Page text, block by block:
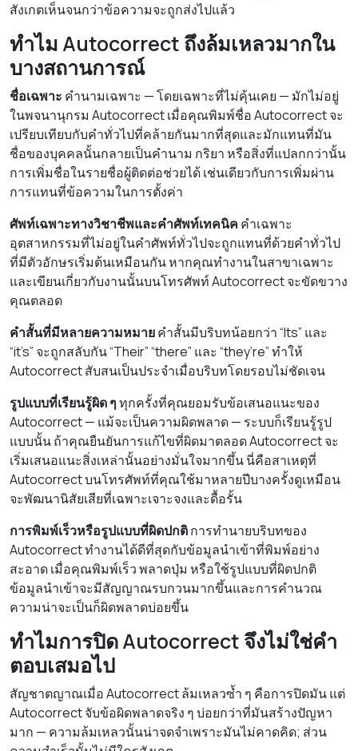
สังเกตเห็นจนกว่าข้อความจะถูกส่งไปแล้ว
ทำไม Autocorrect ถึงล้มเหลวมากใน
บางสถานการณ์
ชื่อเฉพาะ คำนามเฉพาะ — โดยเฉพาะที่ไม่คุ้นเคย — มักไม่อยู่
ในพจนานุกรม Autocorrect เมื่อคุณพิมพ์ชื่อ Autocorrect จะ
เปรียบเทียบกับคำทั่วไปที่คล้ายกันมากที่สุดและมักแทนที่มัน
ชื่อของบุคคลนั้นกลายเป็นคำนาม กริยา หรือสิ่งที่แปลกกว่านั้น
การเพิ่มชื่อในรายชื่อผู้ติดต่อช่วยได้ เช่นเดียวกับการเพิ่มผ่าน
การแทนที่ข้อความในการตั้งค่า
ศัพท์เฉพาะทางวิชาชีพและคำศัพท์เทคนิค คำเฉพาะ
อุตสาหกรรมที่ไม่อยู่ในคำศัพท์ทั่วไปจะถูกแทนที่ด้วยคำทั่วไป
ที่มีตัวอักษรเริ่มต้นเหมือนกัน หากคุณทำงานในสาขาเฉพาะ
และเขียนเกี่ยวกับงานนั้นบนโทรศัพท์ Autocorrect จะขัดขวาง
คุณตลอด
คำสั้นที่มีหลายความหมายคำสั้นมีบริบทน้อยกว่า “Its” และ
“it’s” จะถูกสลับกัน “Their” “there” และ “they’re” ทำให้
Autocorrect สับสนเป็นประจำเมื่อบริบทโดยรอบไม่ชัดเจน
รูปแบบที่เรียนรู้ผิด ๆทุกครั้งที่คุณยอมรับข้อเสนอแนะของ
Autocorrect — แม้จะเป็นความผิดพลาด — ระบบก็เรียนรู้รูป
แบบนั้น ถ้าคุณยืนยันการแก้ไขที่ผิดมาตลอด Autocorrect จะ
เริ่มเสนอแนะสิ่งเหล่านั้นอย่างมั่นใจมากขึ้น นี่คือสาเหตุที่
Autocorrect บนโทรศัพท์ที่คุณใช้มาหลายปีบางครั้งดูเหมือน
จะพัฒนานิสัยเสียที่เฉพาะเจาะจงและดื้อรั้น
การพิมพ์เร็วหรือรูปแบบที่ผิดปกติการทำนายบริบทของ
Autocorrect ทำงานได้ดีที่สุดกับข้อมูลนำเข้าที่พิมพ์อย่าง
สะอาด เมื่อคุณพิมพ์เร็ว พลาดปุ่ม หรือใช้รูปแบบที่ผิดปกติ
ข้อมูลนำเข้าจะมีสัญญาณรบกวนมากขึ้นและการคำนวณ
ความน่าจะเป็นก็ผิดพลาดบ่อยขึ้น
ทำไมการปิด Autocorrect จึงไม่ใช่คำ
ตอบเสมอไป
สัญชาตญาณเมื่อ Autocorrect ล้มเหลวซ้ำ ๆ คือการปิดมัน แต่
Autocorrect จับข้อผิดพลาดจริง ๆ บ่อยกว่าที่มันสร้างปัญหา
มาก — ความล้มเหลวนั้นน่าจดจำเพราะมันไม่คาดคิด; ส่วน